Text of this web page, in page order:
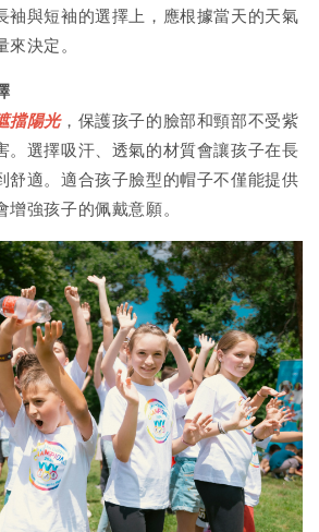
袖與短袖的選擇上，應根據當天的天氣
決定。
擋陽光，保護孩子的臉部和頸部不受紫
。選擇吸汗、透氣的材質會讓孩子在長
舒適。適合孩子臉型的帽子不僅能提供
增強孩子的佩戴意願。